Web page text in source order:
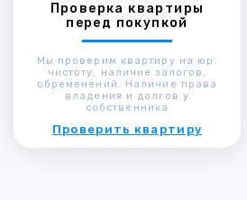
Проверка квартиры
перед покупкой
Мы проверим квартиру на юр.
чистоту, наличие залогов,
обременений. Наличие права
владения и долгов у
собственника
Проверить квартиру